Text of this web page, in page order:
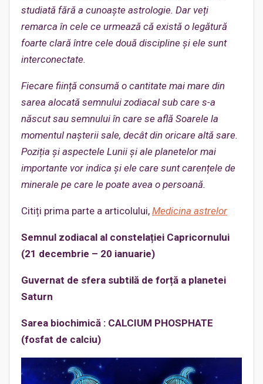
studiată fără a cunoaște astrologie. Dar veți
remarca în cele ce urmează că există o legătură
foarte clară între cele două discipline și ele sunt
interconectate.
Fiecare ființă consumă o cantitate mai mare din
sarea alocată semnului zodiacal sub care s-a
născut sau semnului în care se află Soarele la
momentul naşterii sale, decât din oricare altă sare.
Poziția și aspectele Lunii și ale planetelor mai
importante vor indica și ele care sunt carențele de
minerale pe care le poate avea o persoană.
Citiți prima parte a articolului, Medicina astrelor
Semnul zodiacal al constelației Capricornului
(21 decembrie – 20 ianuarie)
Guvernat de sfera subtilă de forță a planetei
Saturn
Sarea biochimică : CALCIUM PHOSPHATE
(fosfat de calciu)